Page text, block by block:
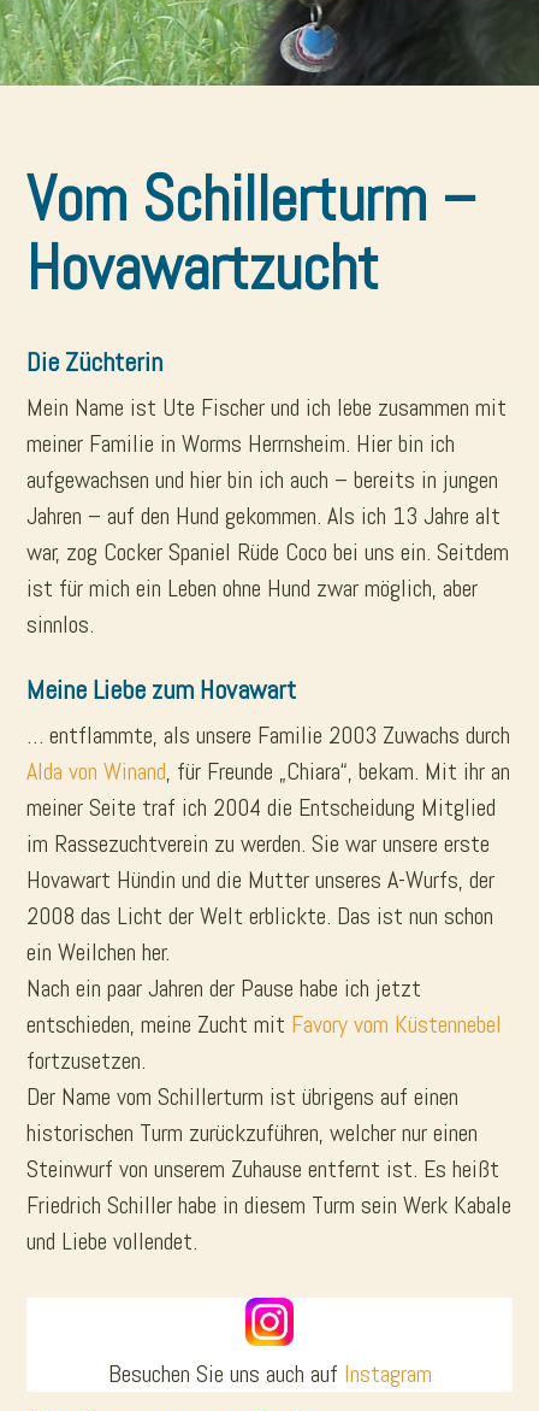
Vom Schillerturm –
Hovawartzucht
Die Züchterin
Mein Name ist Ute Fischer und ich lebe zusammen mit
meiner Familie in Worms Herrnsheim. Hier bin ich
aufgewachsen und hier bin ich auch – bereits in jungen
Jahren – auf den Hund gekommen. Als ich 13 Jahre alt
war, zog Cocker Spaniel Rüde Coco bei uns ein. Seitdem
ist für mich ein Leben ohne Hund zwar möglich, aber
sinnlos.
Meine Liebe zum Hovawart
… entflammte, als unsere Familie 2003 Zuwachs durch
Alda von Winand, für Freunde „Chiara“, bekam. Mit ihr an
meiner Seite traf ich 2004 die Entscheidung Mitglied
im Rassezuchtverein zu werden. Sie war unsere erste
Hovawart Hündin und die Mutter unseres A-Wurfs, der
2008 das Licht der Welt erblickte. Das ist nun schon
ein Weilchen her.
Nach ein paar Jahren der Pause habe ich jetzt
entschieden, meine Zucht mit Favory vom Küstennebel
fortzusetzen.
Der Name vom Schillerturm ist übrigens auf einen
historischen Turm zurückzuführen, welcher nur einen
Steinwurf von unserem Zuhause entfernt ist. Es heißt
Friedrich Schiller habe in diesem Turm sein Werk Kabale
und Liebe vollendet.
Besuchen Sie uns auch auf Instagram